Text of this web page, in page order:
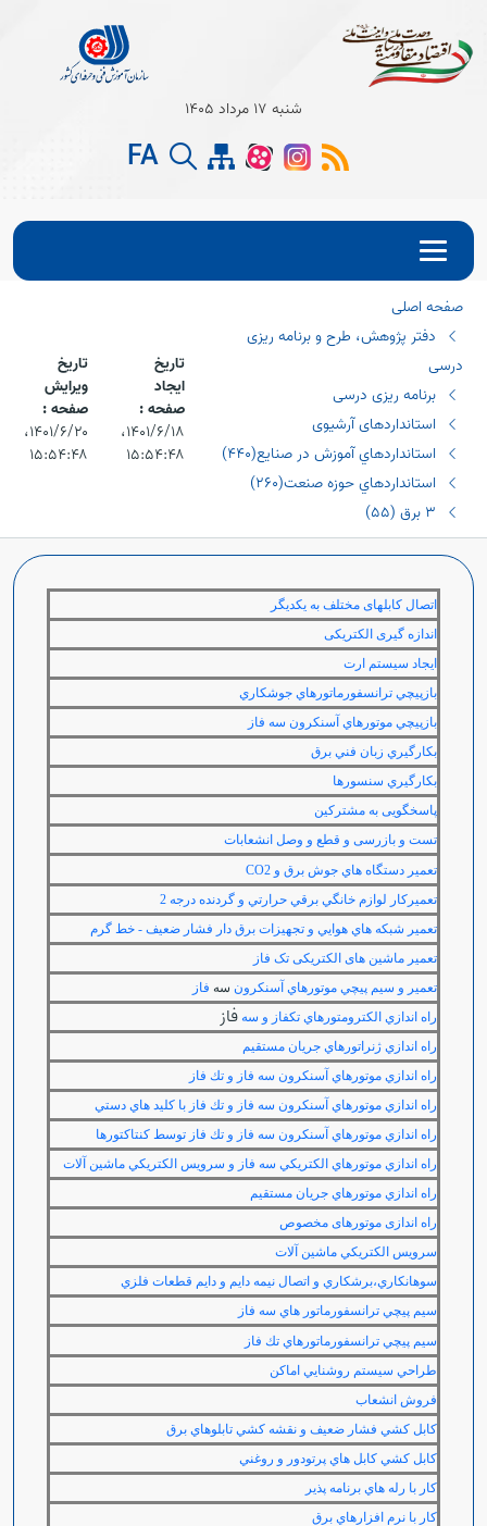
Open
شنبه 17 مرداد 1405
FA
صفحه اصلی
دفتر پژوهش، طرح و برنامه ریزی
درسی
برنامه ریزی درسی
استانداردهای آرشیوی
استانداردهاي آموزش در صنايع(٤٤٠)
استانداردهاي حوزه صنعت(٢٦٠)
٣ برق (٥٥)
تاریخ
ایجاد
صفحه :
۱۴۰۱/۶/۱۸،‏
۱۵:۵۴:۴۸
تاریخ
ویرایش
صفحه :
۱۴۰۱/۶/۲۰،‏
۱۵:۵۴:۴۸
اتصال کابلهای مختلف به یکدیگر
اندازه گیری الکتریکی
ايجاد سيستم ارت
بازپيچي ترانسفورماتورهاي جوشكاري
بازپيچي موتورهاي آسنكرون سه فاز
بكارگيري زبان فني برق
بكارگيري سنسورها
پاسخگویی به مشترکین
تست و بازرسی و قطع و وصل انشعابات
تعمير دستگاه هاي جوش برق و CO2
تعميركار لوازم خانگي برقي حرارتي و گردنده درجه 2
تعمير شبكه هاي هوايي و تجهيزات برق دار فشار ضعيف - خط گرم
تعمیر ماشین های الکتریکی تک فاز
تعمير و سيم پيچي موتورهاي آسنكرون سه فاز
راه اندازي الكترومتورهاي تكفاز و سه فاز
راه اندازي ژنراتورهاي جريان مستقيم
راه اندازي موتورهاي آسنكرون سه فاز و تك فاز
راه اندازي موتورهاي آسنكرون سه فاز و تك فاز با كليد هاي دستي
راه اندازي موتورهاي آسنكرون سه فاز و تك فاز توسط كنتاكتورها
راه اندازي موتورهاي الكتريكي سه فاز و سرويس الكتريكي ماشين آلات
راه اندازي موتورهاي جريان مستقيم
راه اندازی موتورهای مخصوص
سرويس الكتريكي ماشين آلات
سوهانكاري،برشكاري و اتصال نيمه دايم و دايم قطعات فلزي
سيم پيچي ترانسفورماتور هاي سه فاز
سيم پيچي ترانسفورماتورهاي تك فاز
طراحي سيستم روشنايي اماكن
فروش انشعاب
كابل كشي فشار ضعيف و نقشه كشي تابلوهاي برق
كابل كشي كابل هاي پرتودور و روغني
كار با رله هاي برنامه پذير
كار با نرم افزارهاي برق